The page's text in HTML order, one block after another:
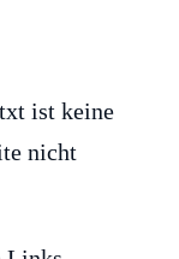
ist keine
nicht